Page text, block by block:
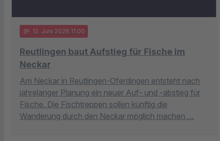
notes 12. Juni 2026 11:00
Reutlingen baut Aufstieg für Fische im
Neckar
Am Neckar in Reutlingen-Oferdingen entsteht nach
jahrelanger Planung ein neuer Auf- und -abstieg für
Fische. Die Fischtreppen sollen künftig die
Wanderung durch den Neckar möglich machen …